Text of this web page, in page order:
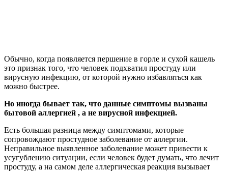
Обычно, когда появляется першение в горле и сухой кашель
это признак того, что человек подхватил простуду или
вирусную инфекцию, от которой нужно избавляться как
можно быстрее.
Но иногда бывает так, что данные симптомы вызваны
бытовой аллергией , а не вирусной инфекцией.
Есть большая разница между симптомами, которые
сопровождают простудное заболевание от аллергии.
Неправильное выявленное заболевание может привести к
усугублению ситуации, если человек будет думать, что лечит
простуду, а на самом деле аллергическая реакция вызывает